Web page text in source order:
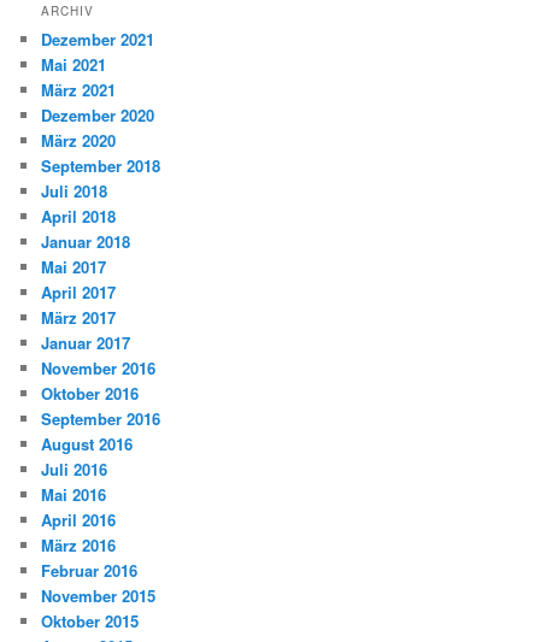
ARCHIV
Dezember 2021
Mai 2021
März 2021
Dezember 2020
März 2020
September 2018
Juli 2018
April 2018
Januar 2018
Mai 2017
April 2017
März 2017
Januar 2017
November 2016
Oktober 2016
September 2016
August 2016
Juli 2016
Mai 2016
April 2016
März 2016
Februar 2016
November 2015
Oktober 2015